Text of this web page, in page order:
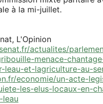
à la mi-juillet.
L'Opinion
actualites/
menace-
leau-et-lagriculture-au-
economie/un-acte-
les-elus-locaux-en-